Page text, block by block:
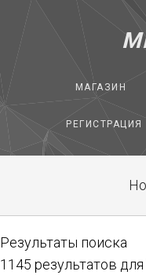
МАГАЗИН
РЕГИСТРАЦИЯ
Результаты поиска
1145 результатов